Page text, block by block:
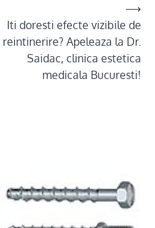
Iti doresti efecte vizibile de
reintinerire? Apeleaza la Dr.
Saidac, clinica estetica
medicala Bucuresti!
⟶